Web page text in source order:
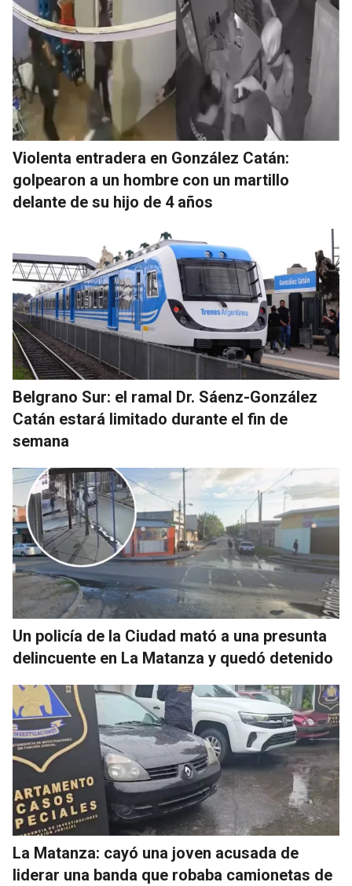
Violenta entradera en González Catán:
golpearon a un hombre con un martillo
delante de su hijo de 4 años
Belgrano Sur: el ramal Dr. Sáenz-González
Catán estará limitado durante el fin de
semana
Un policía de la Ciudad mató a una presunta
delincuente en La Matanza y quedó detenido
La Matanza: cayó una joven acusada de
liderar una banda que robaba camionetas de